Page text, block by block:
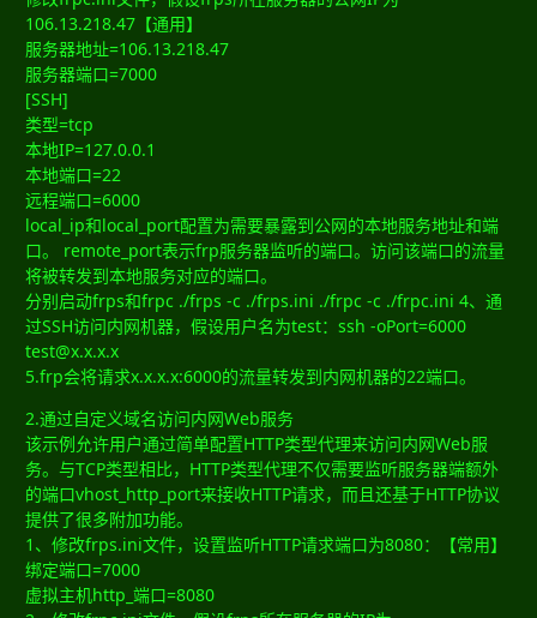
106.13.218.47【通用】
服务器地址=106.13.218.47
服务器端口=7000
[SSH]
类型=tcp
本地IP=127.0.0.1
本地端口=22
远程端口=6000
local_ip和local_port配置为需要暴露到公网的本地服务地址和端
口。 remote_port表示frp服务器监听的端口。访问该端口的流量
将被转发到本地服务对应的端口。
分别启动frps和frpc ./frps -c ./frps.ini ./frpc -c ./frpc.ini 4、通
过SSH访问内网机器，假设用户名为test：ssh -oPort=6000
test@x.x.x.x
5.frp会将请求x.x.x.x:6000的流量转发到内网机器的22端口。
2.通过自定义域名访问内网Web服务
该示例允许用户通过简单配置HTTP类型代理来访问内网Web服
务。与TCP类型相比，HTTP类型代理不仅需要监听服务器端额外
的端口vhost_http_port来接收HTTP请求，而且还基于HTTP协议
提供了很多附加功能。
1、修改frps.ini文件，设置监听HTTP请求端口为8080：【常用】
绑定端口=7000
虚拟主机http_端口=8080